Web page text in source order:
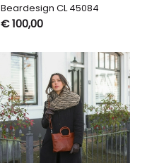
Beardesign CL 45084
€ 100,00